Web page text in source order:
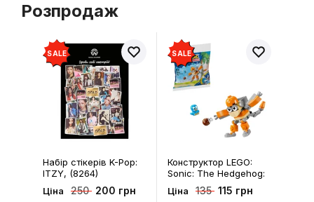
Розпродаж
SALE
Набір стікерів K-Pop:
ITZY, (8264)
Ціна 250 200 грн
SALE
Конструктор LEGO:
Sonic: The Hedgehog:
Kiki's Coconut Attack:
Kiki and Flicky, (30676)
Ціна 135 115 грн